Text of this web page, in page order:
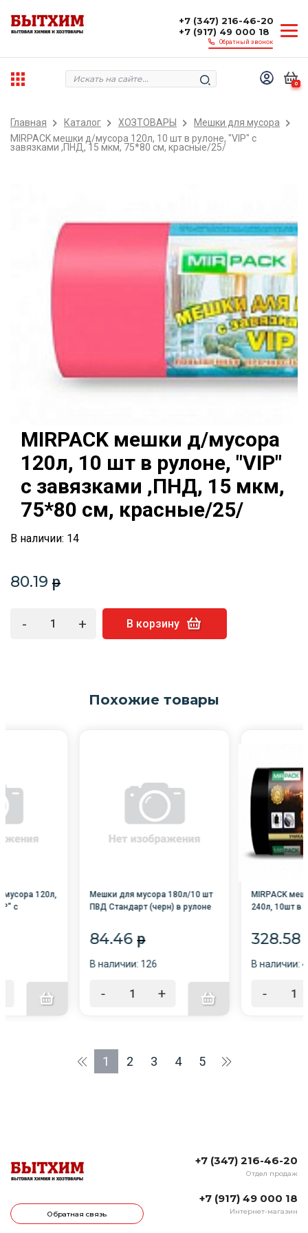
+7 (347) 216-46-20
+7 (917) 49 000 18
Обратный звонок
0
Главная Каталог ХОЗТОВАРЫ
Мешки для мусора
MIRPACK мешки д/мусора 120л, 10 шт в рулоне, "VIP" с
завязками ,ПНД, 15 мкм, 75*80 см, красные/25/
MIRPACK мешки д/мусора
120л, 10 шт в рулоне, "VIP"
с завязками ,ПНД, 15 мкм,
75*80 см, красные/25/
В наличии: 14
80.19 p
- + В корзину
Похожие товары
мусора 120л,
с
Мешки для мусора 180л/10 шт
ПВД Стандарт (черн) в рулоне
84.46 p
В наличии: 126
- +
MIRPACK
240л, 10шт в
см,черные/7/
328.58
В наличии:
-
1 2 3 4 5
Обратная связь
+7 (347) 216-46-20
Отдел продаж
+7 (917) 49 000 18
Интернет-магазин